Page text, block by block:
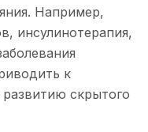
Например,
инсулинотерапия,
к
скрытого